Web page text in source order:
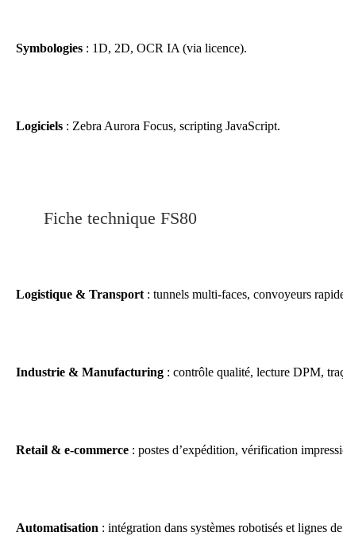
Symbologies : 1D, 2D, OCR IA (via licence).
Logiciels : Zebra Aurora Focus, scripting JavaScript.
Fiche technique FS80
Logistique & Transport : tunnels multi-faces, convoyeurs
Industrie & Manufacturing : contrôle qualité, lecture DPM,
Retail & e-commerce : postes d’expédition, vérification
Automatisation : intégration dans systèmes robotisés et lignes